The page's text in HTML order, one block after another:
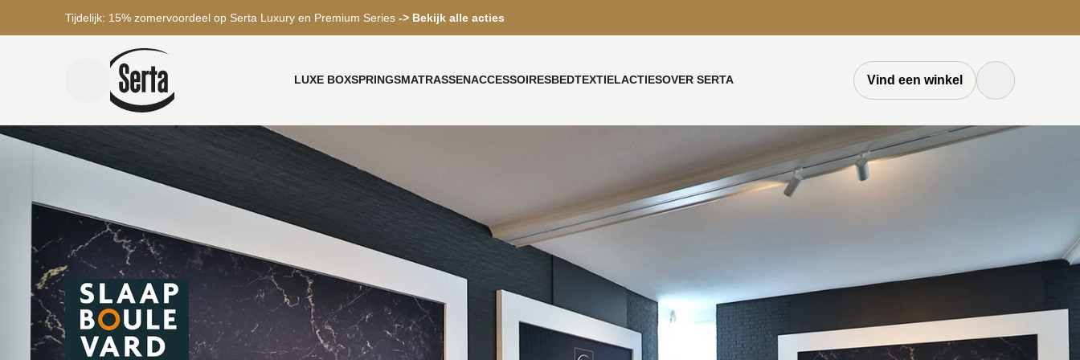
Tijdelijk: 15% zomervoordeel op Serta Luxury en Premium Series -> Bekijk alle acties
menu toggle
LUXE BOXSPRINGSMATRASSENACCESSOIRESBEDTEXTIELACTIESOVER SERTA Vind een winkel
Zoek knop